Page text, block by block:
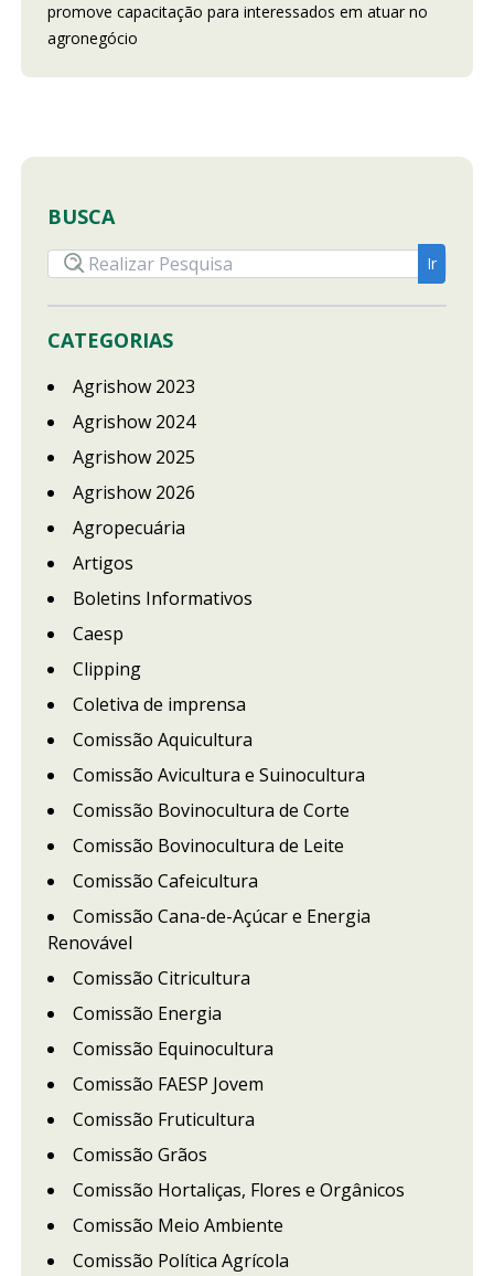
promove capacitação para interessados em atuar no
agronegócio
BUSCA
CATEGORIAS
Agrishow 2023
Agrishow 2024
Agrishow 2025
Agrishow 2026
Agropecuária
Artigos
Boletins Informativos
Caesp
Clipping
Coletiva de imprensa
Comissão Aquicultura
Comissão Avicultura e Suinocultura
Comissão Bovinocultura de Corte
Comissão Bovinocultura de Leite
Comissão Cafeicultura
Comissão Cana-de-Açúcar e Energia
Renovável
Comissão Citricultura
Comissão Energia
Comissão Equinocultura
Comissão FAESP Jovem
Comissão Fruticultura
Comissão Grãos
Comissão Hortaliças, Flores e Orgânicos
Comissão Meio Ambiente
Comissão Política Agrícola